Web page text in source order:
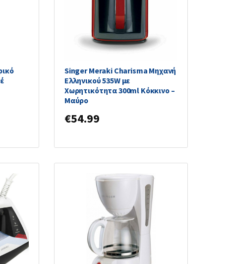
Singer Meraki Charisma Μηχανή
Ελληνικού 535W με
Χωρητικότητα 300ml Κόκκινο –
Μαύρο
€54.99